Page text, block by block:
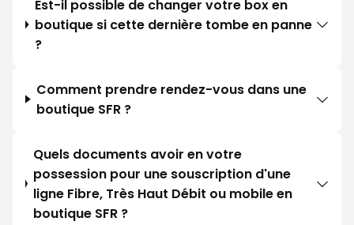
Est-il possible de changer votre box en
boutique si cette dernière tombe en panne
?
Comment prendre rendez-vous dans une
boutique SFR ?
Quels documents avoir en votre
possession pour une souscription d'une
ligne Fibre, Très Haut Débit ou mobile en
boutique SFR ?